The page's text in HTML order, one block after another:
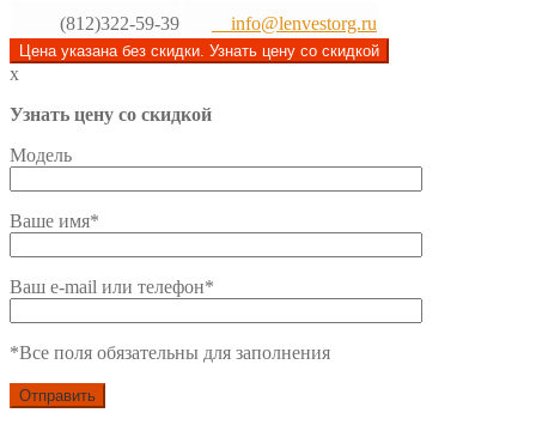
(812)322-59-39
info@lenvestorg.ru
Цена указана без скидки. Узнать цену со скидкой
x
Узнать цену со скидкой
Модель
Ваше имя*
Ваш e-mail или телефон*
*Все поля обязательны для заполнения